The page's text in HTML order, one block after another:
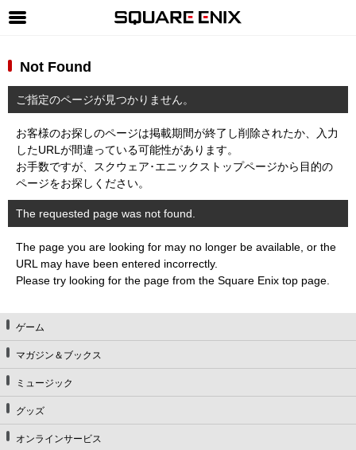
マガジン＆ブックス
ミュージック
グッズ
ストア
メンバーズ
動画
コラム
SQUARE ENIX サイト内検索
Not Found
ご指定のページが見つかりません。
お客様のお探しのページは掲載期間が終了し削除されたか、入力
したURLが間違っている可能性があります。
お手数ですが、スクウェア･エニックストップページから目的の
ページをお探しください。
The requested page was not found.
The page you are looking for may no longer be available, or the
URL may have been entered incorrectly.
Please try looking for the page from the Square Enix top page.
ゲーム
マガジン＆ブックス
ミュージック
グッズ
オンラインサービス